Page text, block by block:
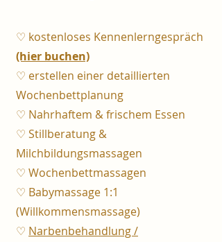
♡ kostenloses Kennenlerngespräch
(hier buchen)
♡ erstellen einer detaillierten
Wochenbettplanung
♡ Nahrhaftem & frischem Essen
♡ Stillberatung &
Milchbildungsmassagen
♡ Wochenbettmassagen
♡ Babymassage 1:1
(Willkommensmassage)
♡ Narbenbehandlung /